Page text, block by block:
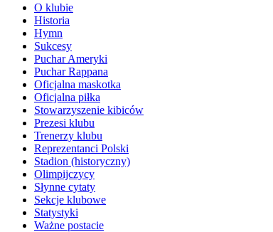
O klubie
Historia
Hymn
Sukcesy
Puchar Ameryki
Puchar Rappana
Oficjalna maskotka
Oficjalna piłka
Stowarzyszenie kibiców
Prezesi klubu
Trenerzy klubu
Reprezentanci Polski
Stadion (historyczny)
Olimpijczycy
Słynne cytaty
Sekcje klubowe
Statystyki
Ważne postacie